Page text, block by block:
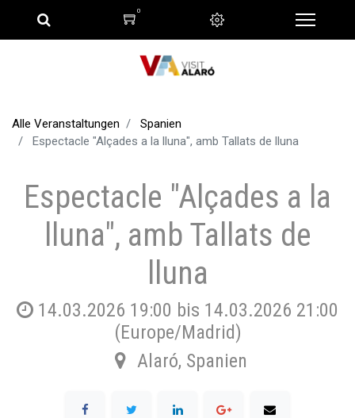
0
Alle Veranstaltungen
Spanien
Espectacle "Alçades a la lluna", amb Tallats de lluna
Espectacle "Alçades a la
lluna", amb Tallats de
lluna
14.03.2026 19:00 bis 14.03.2026 21:00
(Europe/Madrid)
Alaró, Spanien